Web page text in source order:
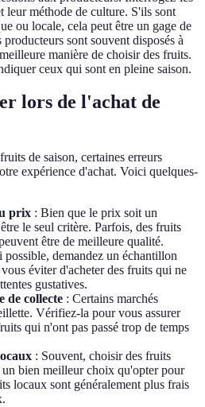
leur méthode de culture. S'ils sont
ou locale, cela peut être un gage de
sont souvent disposés à
manière de choisir des fruits.
ceux qui sont en pleine saison.
lors de l'achat de
de saison, certaines erreurs
expérience d'achat. Voici quelques-
prix : Bien que le prix soit un
le seul critère. Parfois, des fruits
être de meilleure qualité.
possible, demandez un échantillon
éviter d'acheter des fruits qui ne
gustatives.
de collecte : Certains marchés
Vérifiez-la pour vous assurer
qui n'ont pas passé trop de temps
: Souvent, choisir des fruits
bien meilleur choix qu'opter pour
locaux sont généralement plus frais